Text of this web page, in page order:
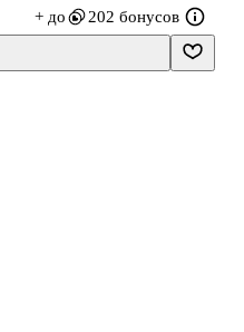
+ до 202 бонусов